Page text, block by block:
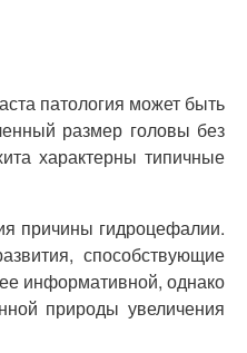
патология может быть
размер головы без
характерны типичные
причины гидроцефалии.
способствующие
информативной, однако
природы увеличения